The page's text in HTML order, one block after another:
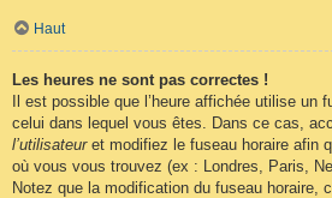
Haut
Les heures ne sont pas correctes !
Il est possible que l’heure affichée utilise un
celui dans lequel vous êtes. Dans ce cas,
l’utilisateuret modifiez le fuseau horaire afin
où vous vous trouvez (ex : Londres, Paris,
Notez que la modification du fuseau horaire,